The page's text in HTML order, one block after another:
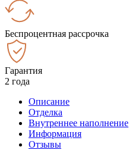
Беспроцентная рассрочка
Гарантия
2 года
Описание
Отделка
Внутреннее наполнение
Информация
Отзывы